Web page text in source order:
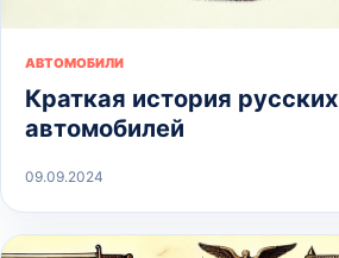
АВТОМОБИЛИ
Краткая история русских
автомобилей
09.09.2024